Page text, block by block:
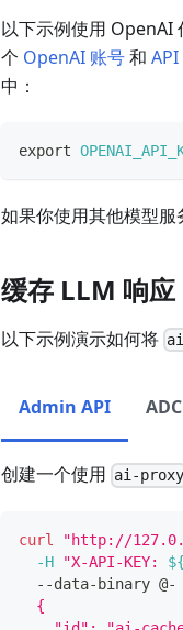
以下示例使用 OpenAI
个 OpenAI 账号和
中：
export
如果你使用其他模型服
缓存 LLM 响应
以下示例演示如何将
Admin API ADC
创建一个使用 ai-proxy
curl "http://
-H
"X-API-KEY:
  --data-binary @-
  {